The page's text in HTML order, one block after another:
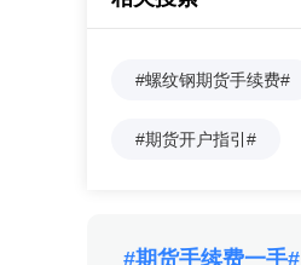
#螺纹钢期货手续费#
#期货开户指引#
#期货手续费一手#